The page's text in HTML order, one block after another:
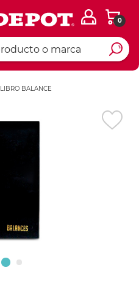
0
LIBRO BALANCE
Ingresar Codigo